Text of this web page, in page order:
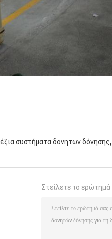
συστήματα δονητών δόνησης,
Στείλετε το ερώτημά